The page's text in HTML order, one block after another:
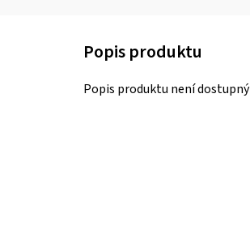
Popis produktu není dostupný